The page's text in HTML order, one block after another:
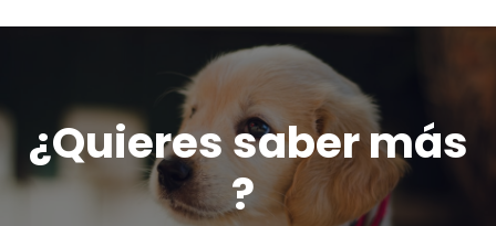
¿Quieres saber más
?